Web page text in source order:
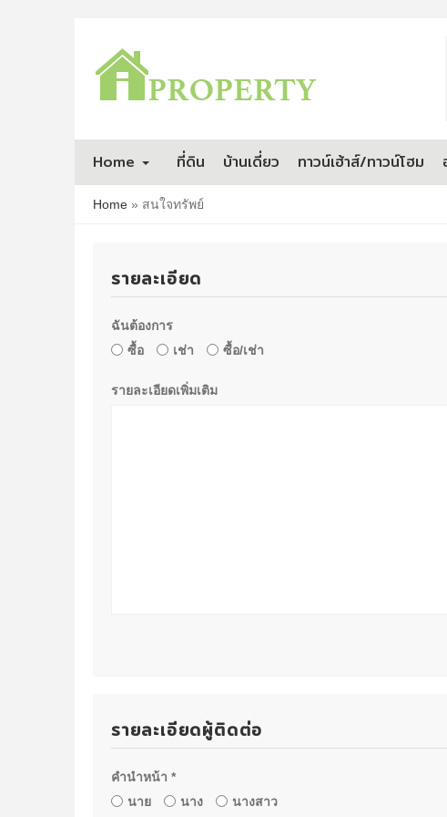
Home ที่ดิน บ้านเดี่ยว ทาวน์เฮ้าส์/ทาวน์โฮม
Home » สนใจทรัพย์
รายละเอียด
ฉันต้องการ
ซื้อ
เช่า ซื้อ/เช่า
รายละเอียดเพิ่มเติม
รายละเอียดผู้ติดต่อ
คำนำหน้า *
นาย
นาง นางสาว